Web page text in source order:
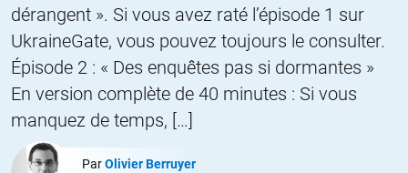
NOUS
CONTACTER
FAIRE UN
dérangent ». Si vous avez raté l’épisode 1 sur
UkraineGate, vous pouvez toujours le consulter.
Épisode 2 : « Des enquêtes pas si dormantes »
En version complète de 40 minutes : Si vous
manquez de temps, […]
ParOlivier Berruyer